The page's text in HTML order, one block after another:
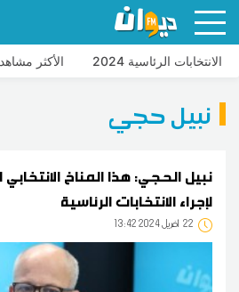
الانتخابات الرئاسية 2024 الأكثر
نبيل حجي
نبيل الحجي: هذا المناخ
لإجراء الانتخابات الرئاسية
22 13:42 2024 أفريل